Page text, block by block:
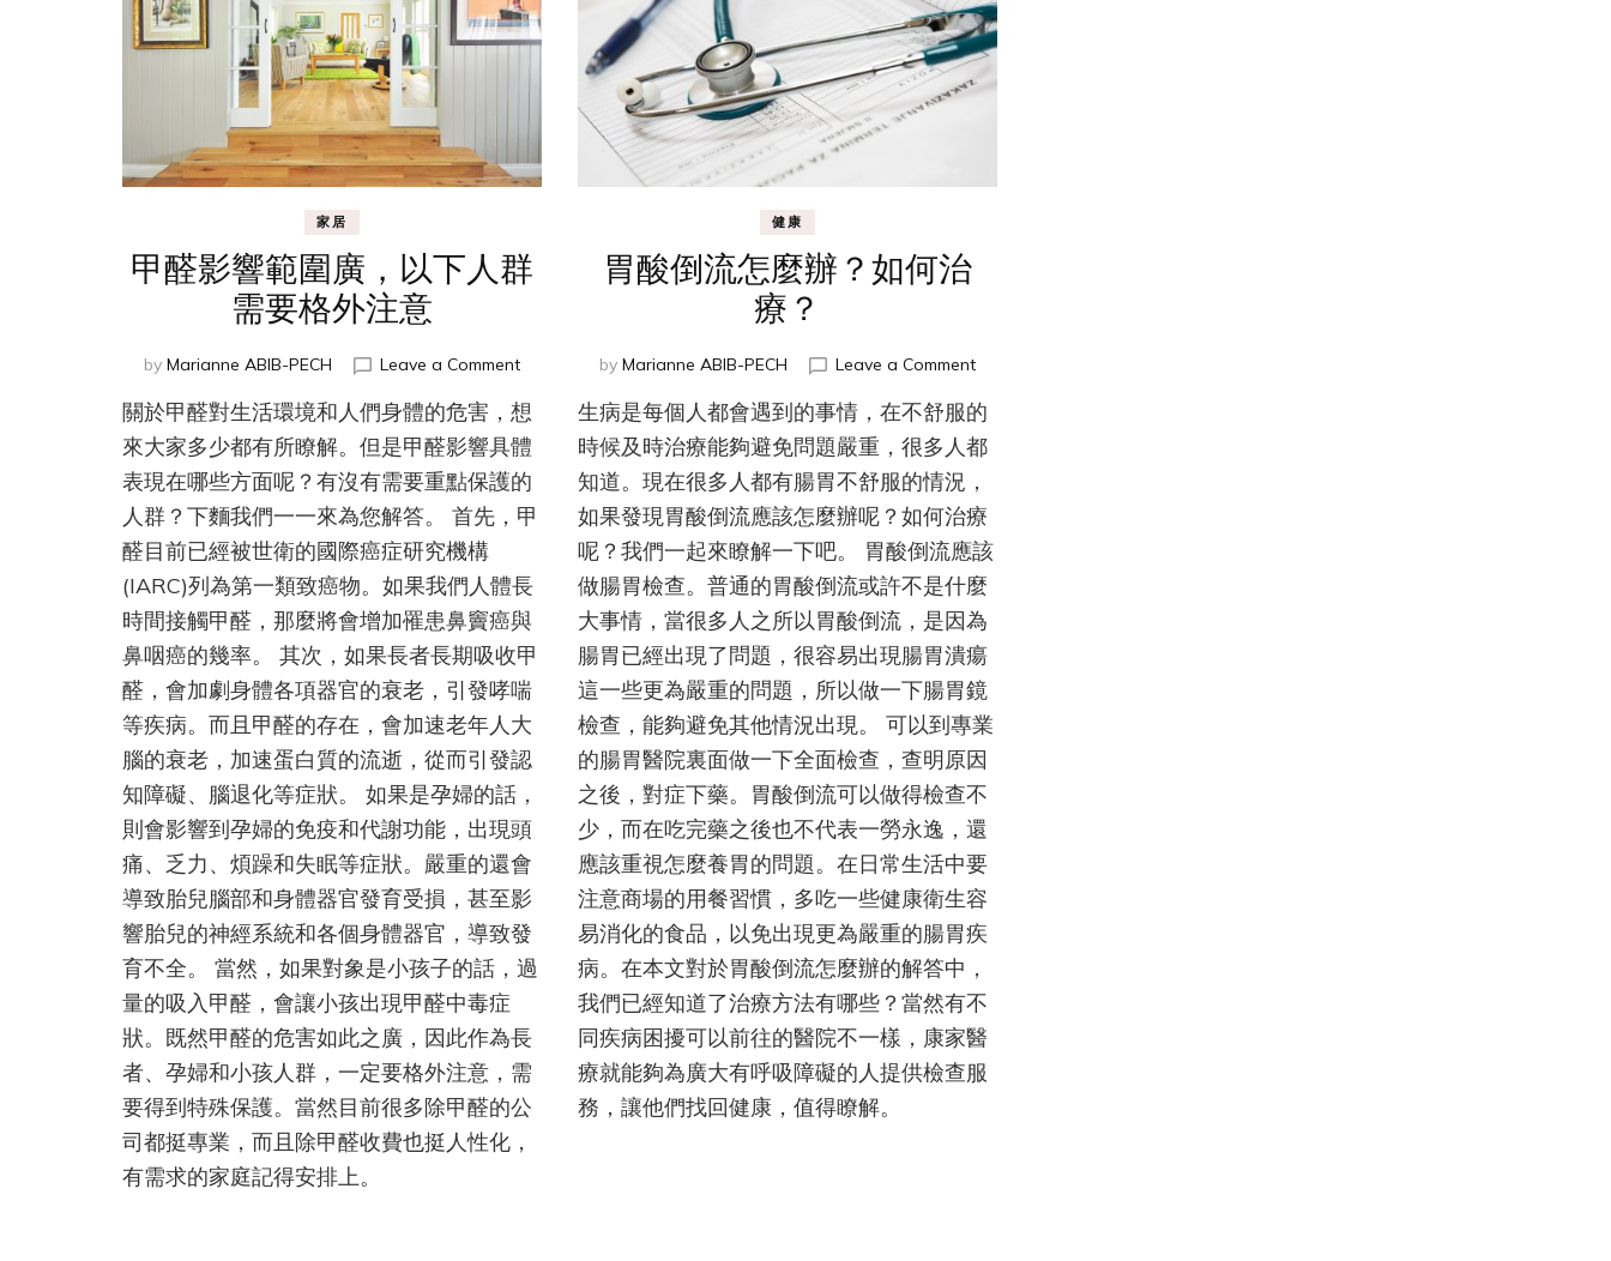
家居
甲醛影響範圍廣，以下人群
需要格外注意
by Marianne ABIB-PECH Leave a Commenton
醛
影
範
圍
下
人
需
要
格
外
注
關於甲醛對生活環境和人們身體的危害，想
來大家多少都有所瞭解。但是甲醛影響具體
表現在哪些方面呢？有沒有需要重點保護的
人群？下麵我們一一來為您解答。 首先，甲
醛目前已經被世衛的國際癌症研究機構
(IARC)列為第一類致癌物。如果我們人體長
時間接觸甲醛，那麼將會增加罹患鼻竇癌與
鼻咽癌的幾率。 其次，如果長者長期吸收甲
醛，會加劇身體各項器官的衰老，引發哮喘
等疾病。而且甲醛的存在，會加速老年人大
腦的衰老，加速蛋白質的流逝，從而引發認
知障礙、腦退化等症狀。 如果是孕婦的話，
則會影響到孕婦的免疫和代謝功能，出現頭
痛、乏力、煩躁和失眠等症狀。嚴重的還會
導致胎兒腦部和身體器官發育受損，甚至影
響胎兒的神經系統和各個身體器官，導致發
育不全。 當然，如果對象是小孩子的話，過
量的吸入甲醛，會讓小孩出現甲醛中毒症
狀。既然甲醛的危害如此之廣，因此作為長
者、孕婦和小孩人群，一定要格外注意，需
要得到特殊保護。當然目前很多除甲醛的公
司都挺專業，而且除甲醛收費也挺人性化，
有需求的家庭記得安排上。
健康
胃酸倒流怎麼辦？如何治
療？
by Marianne ABIB-PECH Leave a Commenton
酸
倒
流
怎
麼
辦？
如
何
治
療？
生病是每個人都會遇到的事情，在不舒服的
時候及時治療能夠避免問題嚴重，很多人都
知道。現在很多人都有腸胃不舒服的情況，
如果發現胃酸倒流應該怎麼辦呢？如何治療
呢？我們一起來瞭解一下吧。 胃酸倒流應該
做腸胃檢查。普通的胃酸倒流或許不是什麼
大事情，當很多人之所以胃酸倒流，是因為
腸胃已經出現了問題，很容易出現腸胃潰瘍
這一些更為嚴重的問題，所以做一下腸胃鏡
檢查，能夠避免其他情況出現。 可以到專業
的腸胃醫院裏面做一下全面檢查，查明原因
之後，對症下藥。胃酸倒流可以做得檢查不
少，而在吃完藥之後也不代表一勞永逸，還
應該重視怎麼養胃的問題。在日常生活中要
注意商場的用餐習慣，多吃一些健康衛生容
易消化的食品，以免出現更為嚴重的腸胃疾
病。在本文對於胃酸倒流怎麼辦的解答中，
我們已經知道了治療方法有哪些？當然有不
同疾病困擾可以前往的醫院不一樣，康家醫
療就能夠為廣大有呼吸障礙的人提供檢查服
務，讓他們找回健康，值得瞭解。